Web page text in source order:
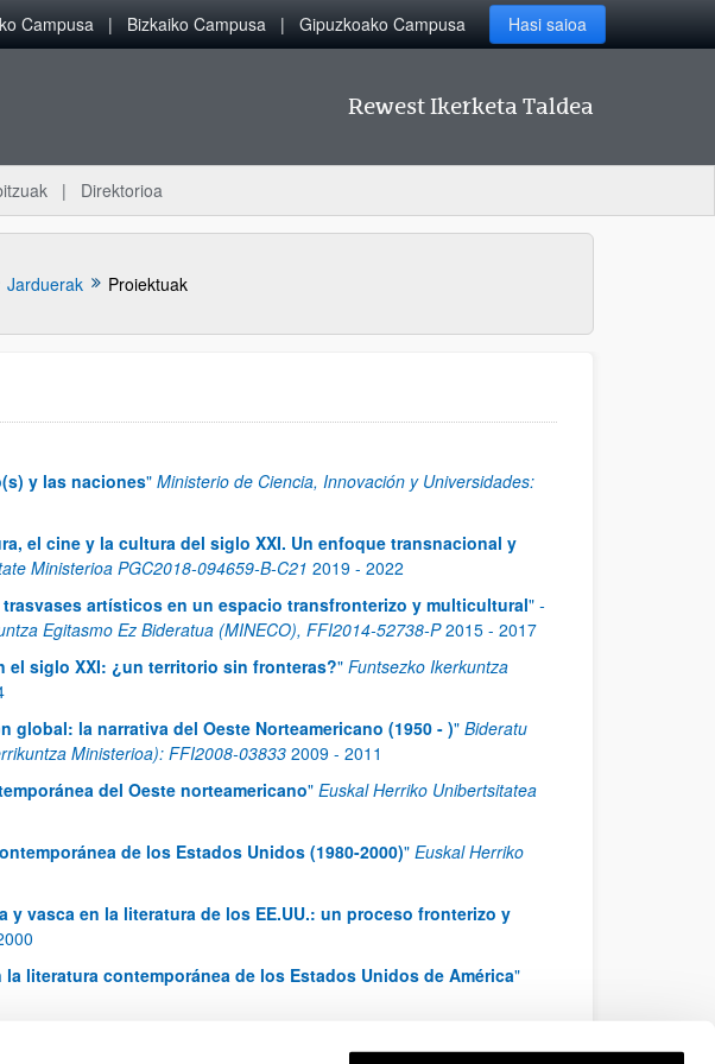
Campusa Bizkaiko Campusa Gipuzkoako Campusa Hasi saioa
Rewest Ikerketa Taldea
Direktorioa
Jarduerak Proiektuak
y las naciones" Ministerio de Ciencia, Innovación y Universidades:
el cine y la cultura del siglo XXI. Un enfoque transnacional y
Ministerioa PGC2018-094659-B-C21 2019 - 2022
artísticos en un espacio transfronterizo y multicultural" -
Egitasmo Ez Bideratua (MINECO), FFI2014-52738-P 2015 - 2017
el siglo XXI: ¿un territorio sin fronteras?" Funtsezko Ikerkuntza
la narrativa del Oeste Norteamericano (1950 - )" Bideratu
Ministerioa): FFI2008-03833 2009 - 2011
del Oeste norteamericano" Euskal Herriko Unibertsitatea
de los Estados Unidos (1980-2000)" Euskal Herriko
vasca en la literatura de los EE.UU.: un proceso fronterizo y
literatura contemporánea de los Estados Unidos de América"